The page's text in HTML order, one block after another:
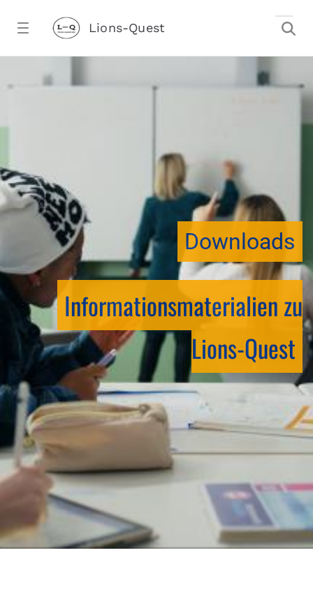
Lions-Quest
Downloads
Informationsmaterialien zu
Lions-Quest